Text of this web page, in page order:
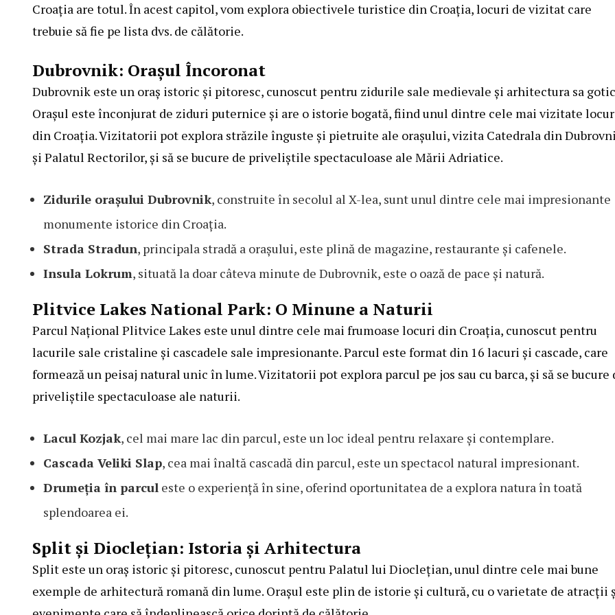
Croația are totul. În acest capitol, vom explora obiectivele turistice din Croația, locuri de vizitat care
trebuie să fie pe lista dvs. de călătorie.
Dubrovnik: Orașul Încoronat
Dubrovnik este un oraș istoric și pitoresc, cunoscut pentru zidurile sale medievale și arhitectura sa
Orașul este înconjurat de ziduri puternice și are o istorie bogată, fiind unul dintre cele mai vizitate
din Croația. Vizitatorii pot explora străzile înguste și pietruite ale orașului, vizita Catedrala din
și Palatul Rectorilor, și să se bucure de priveliștile spectaculoase ale Mării Adriatice.
Zidurile orașului Dubrovnik, construite în secolul al X-lea, sunt unul dintre cele mai impresionante
monumente istorice din Croația.
Strada Stradun, principala stradă a orașului, este plină de magazine, restaurante și cafenele.
Insula Lokrum, situată la doar câteva minute de Dubrovnik, este o oază de pace și natură.
Plitvice Lakes National Park: O Minune a Naturii
Parcul Național Plitvice Lakes este unul dintre cele mai frumoase locuri din Croația, cunoscut pentru
lacurile sale cristaline și cascadele sale impresionante. Parcul este format din 16 lacuri și cascade, care
formează un peisaj natural unic în lume. Vizitatorii pot explora parcul pe jos sau cu barca, și să se bucure
priveliștile spectaculoase ale naturii.
Lacul Kozjak, cel mai mare lac din parcul, este un loc ideal pentru relaxare și contemplare.
Cascada Veliki Slap, cea mai înaltă cascadă din parcul, este un spectacol natural impresionant.
Drumeția în parcul este o experiență în sine, oferind oportunitatea de a explora natura în toată
splendoarea ei.
Split și Dioclețian: Istoria și Arhitectura
Split este un oraș istoric și pitoresc, cunoscut pentru Palatul lui Dioclețian, unul dintre cele mai bune
exemple de arhitectură romană din lume. Orașul este plin de istorie și cultură, cu o varietate de atracții